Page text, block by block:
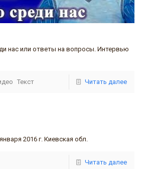
нас или ответы на вопросы. Интервью
Текст Читать далее
2016 г. Киевская обл.
Читать далее